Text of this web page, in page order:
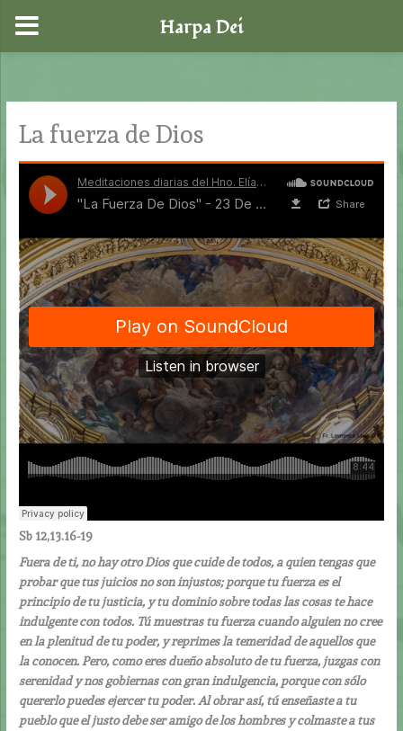
contenido
La fuerza de Dios
Sb 12,13.16-19
Fuera de ti, no hay otro Dios que cuide de todos, a quien tengas que
probar que tus juicios no son injustos; porque tu fuerza es el
principio de tu justicia, y tu dominio sobre todas las cosas te hace
indulgente con todos. Tú muestras tu fuerza cuando alguien no cree
en la plenitud de tu poder, y reprimes la temeridad de aquellos que
la conocen. Pero, como eres dueño absoluto de tu fuerza, juzgas con
serenidad y nos gobiernas con gran indulgencia, porque con sólo
quererlo puedes ejercer tu poder. Al obrar así, tú enseñaste a tu
pueblo que el justo debe ser amigo de los hombres y colmaste a tus
Harpa Dei